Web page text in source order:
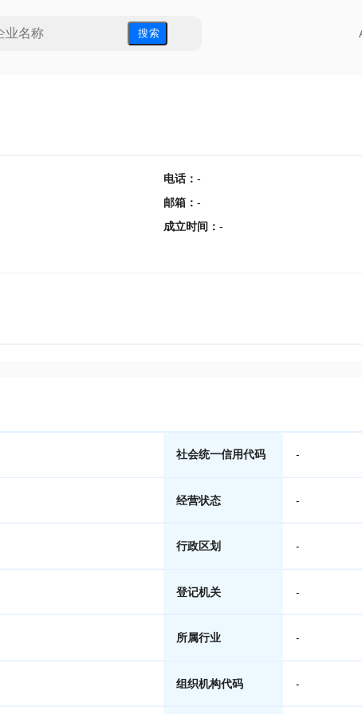
搜 索
电话： -
邮箱 ： -
成立时间 ： -
社会统一信用代码 -
经营状态 -
行政区划 -
登记机关 -
所属行业 -
组织机构代码 -